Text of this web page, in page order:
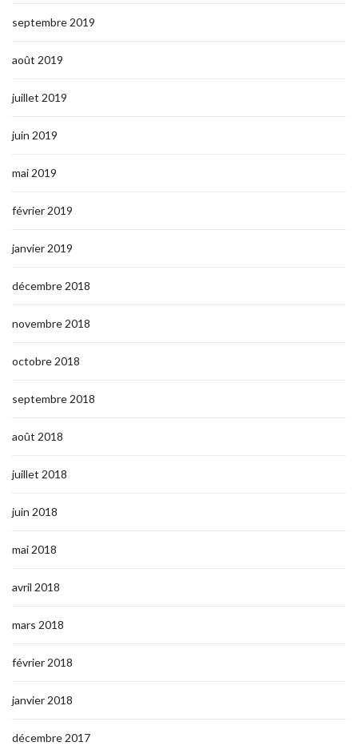
septembre 2019
août 2019
juillet 2019
juin 2019
mai 2019
février 2019
janvier 2019
décembre 2018
novembre 2018
octobre 2018
septembre 2018
août 2018
juillet 2018
juin 2018
mai 2018
avril 2018
mars 2018
février 2018
janvier 2018
décembre 2017